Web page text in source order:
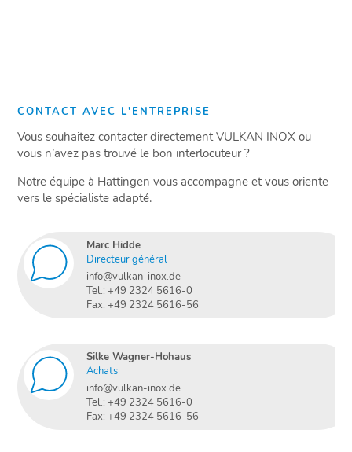
CONTACT AVEC L'ENTREPRISE
Vous souhaitez contacter directement VULKAN INOX ou
vous n’avez pas trouvé le bon interlocuteur ?
Notre équipe à Hattingen vous accompagne et vous oriente
vers le spécialiste adapté.
Marc Hidde
Directeur général
info@vulkan-inox.de
Tel.: +49 2324 5616-0
Fax: +49 2324 5616-56
Silke Wagner-Hohaus
Achats
info@vulkan-inox.de
Tel.: +49 2324 5616-0
Fax: +49 2324 5616-56